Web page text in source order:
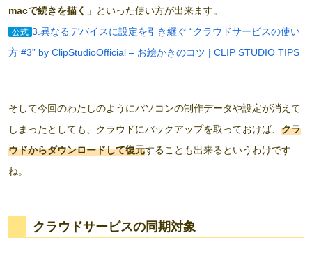
macで続きを描く 」といった使い方が出来ます。
公式 3.異なるデバイスに設定を引き継ぐ “クラウドサービスの使い
方 #3” by ClipStudioOfficial – お絵かきのコツ | CLIP STUDIO TIPS
そして今回のわたしのようにパソコンの制作データや設定が消えて
しまったとしても、クラウドにバックアップを取っておけば、 クラ
ウドからダウンロードして復元することも出来るというわけです
ね。
クラウドサービスの同期対象